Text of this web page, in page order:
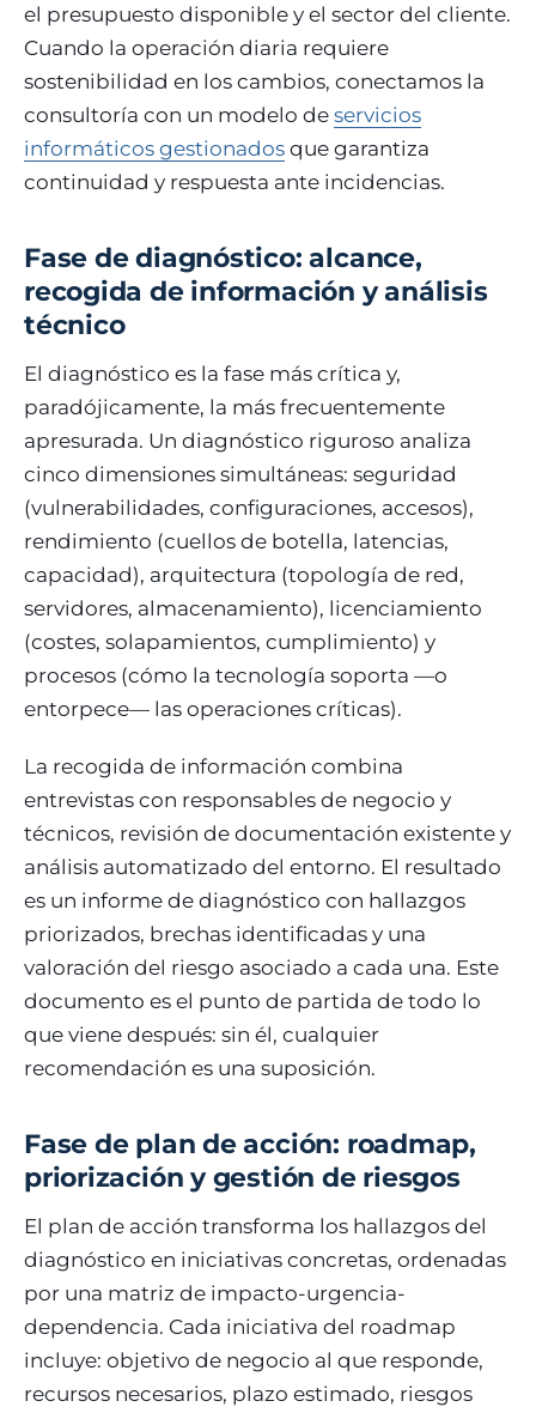
el presupuesto disponible y el sector del cliente.
Cuando la operación diaria requiere
sostenibilidad en los cambios, conectamos la
consultoría con un modelo de servicios
informáticos gestionados que garantiza
continuidad y respuesta ante incidencias.
Fase de diagnóstico: alcance,
recogida de información y análisis
técnico
El diagnóstico es la fase más crítica y,
paradójicamente, la más frecuentemente
apresurada. Un diagnóstico riguroso analiza
cinco dimensiones simultáneas: seguridad
(vulnerabilidades, configuraciones, accesos),
rendimiento (cuellos de botella, latencias,
capacidad), arquitectura (topología de red,
servidores, almacenamiento), licenciamiento
(costes, solapamientos, cumplimiento) y
procesos (cómo la tecnología soporta —o
entorpece— las operaciones críticas).
La recogida de información combina
entrevistas con responsables de negocio y
técnicos, revisión de documentación existente y
análisis automatizado del entorno. El resultado
es un informe de diagnóstico con hallazgos
priorizados, brechas identificadas y una
valoración del riesgo asociado a cada una. Este
documento es el punto de partida de todo lo
que viene después: sin él, cualquier
recomendación es una suposición.
Fase de plan de acción: roadmap,
priorización y gestión de riesgos
El plan de acción transforma los hallazgos del
diagnóstico en iniciativas concretas, ordenadas
por una matriz de impacto-urgencia-
dependencia. Cada iniciativa del roadmap
incluye: objetivo de negocio al que responde,
recursos necesarios, plazo estimado, riesgos